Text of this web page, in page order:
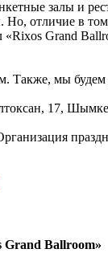
залы и
Но, отличие в
«Rixos Grand
мы будем
17,
Grand Ballroom»